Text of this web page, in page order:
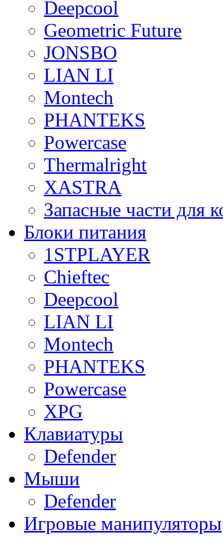
Deepcool
Geometric Future
JONSBO
LIAN LI
Montech
PHANTEKS
Powercase
Thermalright
XASTRA
Запасные части для
Блоки питания
1STPLAYER
Chieftec
Deepcool
LIAN LI
Montech
PHANTEKS
Powercase
XPG
Клавиатуры
Defender
Мыши
Defender
Игровые манипуляторы